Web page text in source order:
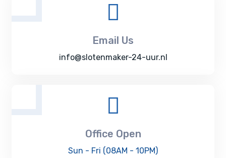
Email Us
info@slotenmaker-24-uur.nl
Office Open
Sun - Fri (08AM - 10PM)